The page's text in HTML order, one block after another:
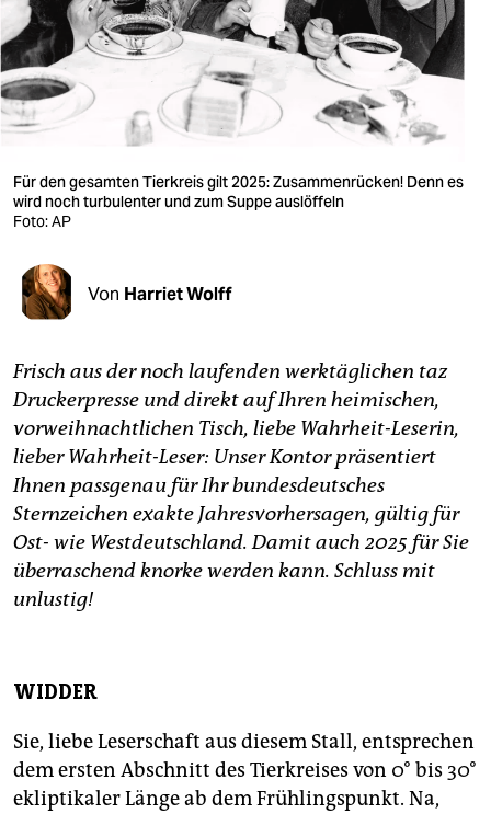
wahrheit
verlag
verlag
shop
unterstützen
genossenschaft
epaper login
Für den gesamten Tierkreis gilt 2025: Zusammenrücken! Denn es
wird noch turbulenter und zum Suppe auslöffeln
Foto: AP
Von Harriet Wolff
Frisch aus der noch laufenden werktäglichen taz
Druckerpresse und direkt auf Ihren heimischen,
vorweihnachtlichen Tisch, liebe Wahrheit-Leserin,
lieber Wahrheit-Leser: Unser Kontor präsentiert
Ihnen passgenau für Ihr bundesdeutsches
Sternzeichen exakte Jahresvorhersagen, gültig für
Ost- wie Westdeutschland. Damit auch 2025 für Sie
überraschend knorke werden kann. Schluss mit
unlustig!
WIDDER
Sie, liebe Leserschaft aus diesem Stall, entsprechen
dem ersten Abschnitt des Tierkreises von 0° bis 30°
ekliptikaler Länge ab dem Frühlingspunkt. Na,